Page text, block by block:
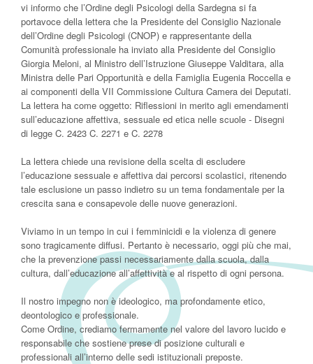
vi informo che l’Ordine degli Psicologi della Sardegna si fa
portavoce della lettera che la Presidente del Consiglio Nazionale
dell’Ordine degli Psicologi (CNOP) e rappresentante della
Comunità professionale ha inviato alla Presidente del Consiglio
Giorgia Meloni, al Ministro dell’Istruzione Giuseppe Valditara, alla
Ministra delle Pari Opportunità e della Famiglia Eugenia Roccella e
ai componenti della VII Commissione Cultura Camera dei Deputati.
La lettera ha come oggetto: Riflessioni in merito agli emendamenti
sull’educazione affettiva, sessuale ed etica nelle scuole - Disegni
di legge C. 2423 C. 2271 e C. 2278
La lettera chiede una revisione della scelta di escludere
l’educazione sessuale e affettiva dai percorsi scolastici, ritenendo
tale esclusione un passo indietro su un tema fondamentale per la
crescita sana e consapevole delle nuove generazioni.
Viviamo in un tempo in cui i femminicidi e la violenza di genere
sono tragicamente diffusi. Pertanto è necessario, oggi più che mai,
che la prevenzione passi necessariamente dalla scuola, dalla
cultura, dall’educazione all’affettività e al rispetto di ogni persona.
Il nostro impegno non è ideologico, ma profondamente etico,
deontologico e professionale.
Come Ordine, crediamo fermamente nel valore del lavoro lucido e
responsabile che sostiene prese di posizione culturali e
professionali all’interno delle sedi istituzionali preposte.